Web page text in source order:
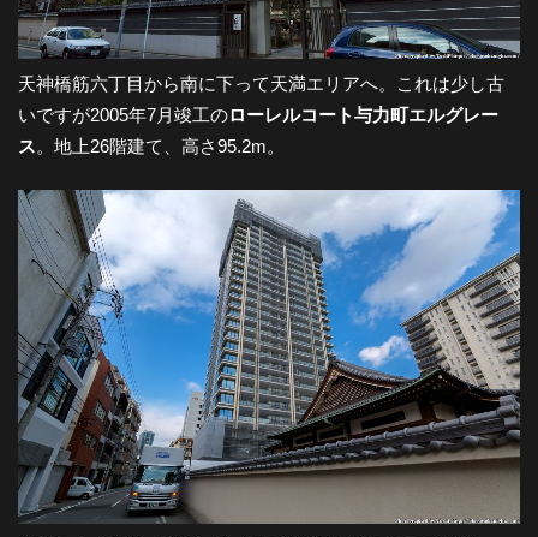
天神橋筋六丁目から南に下って天満エリアへ。これは少し古
いですが2005年7月竣工のローレルコート与力町エルグレー
ス。地上26階建て、高さ95.2m。